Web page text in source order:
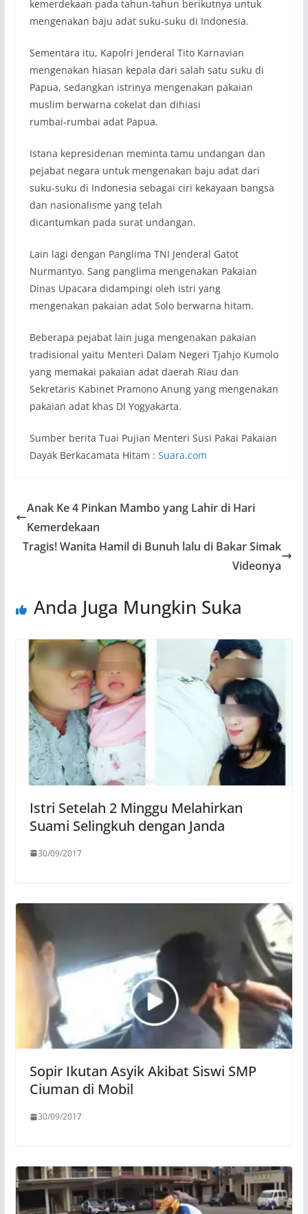
kemerdekaan pada tahun-tahun berikutnya untuk
mengenakan baju adat suku-suku di Indonesia.
Sementara itu, Kapolri Jenderal Tito Karnavian
mengenakan hiasan kepala dari salah satu suku di
Papua, sedangkan istrinya mengenakan pakaian
muslim berwarna cokelat dan dihiasi
rumbai-rumbai adat Papua.
Istana kepresidenan meminta tamu undangan dan
pejabat negara untuk mengenakan baju adat dari
suku-suku di Indonesia sebagai ciri kekayaan bangsa
dan nasionalisme yang telah
dicantumkan pada surat undangan.
Lain lagi dengan Panglima TNI Jenderal Gatot
Nurmantyo. Sang panglima mengenakan Pakaian
Dinas Upacara didampingi oleh istri yang
mengenakan pakaian adat Solo berwarna hitam.
Beberapa pejabat lain juga mengenakan pakaian
tradisional yaitu Menteri Dalam Negeri Tjahjo Kumolo
yang memakai pakaian adat daerah Riau dan
Sekretaris Kabinet Pramono Anung yang mengenakan
pakaian adat khas DI Yogyakarta.
Sumber berita Tuai Pujian Menteri Susi Pakai Pakaian
Dayak Berkacamata Hitam : Suara.com
Anak Ke 4 Pinkan Mambo yang Lahir di Hari
Kemerdekaan
Tragis! Wanita Hamil di Bunuh lalu di Bakar Simak
Videonya
Anda Juga Mungkin Suka
Istri Setelah 2 Minggu Melahirkan
Suami Selingkuh dengan Janda
30/09/2017
Sopir Ikutan Asyik Akibat Siswi SMP
Ciuman di Mobil
30/09/2017